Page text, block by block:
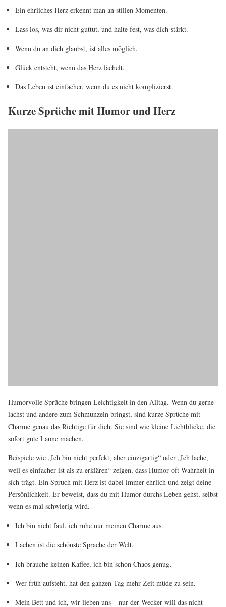
Ein ehrliches Herz erkennt man an stillen Momenten.
Lass los, was dir nicht guttut, und halte fest, was dich stärkt.
Wenn du an dich glaubst, ist alles möglich.
Glück entsteht, wenn das Herz lächelt.
Das Leben ist einfacher, wenn du es nicht komplizierst.
Kurze Sprüche mit Humor und Herz
Humorvolle Sprüche bringen Leichtigkeit in den Alltag. Wenn du gerne
lachst und andere zum Schmunzeln bringst, sind kurze Sprüche mit
Charme genau das Richtige für dich. Sie sind wie kleine Lichtblicke, die
sofort gute Laune machen.
Beispiele wie „Ich bin nicht perfekt, aber einzigartig“ oder „Ich lache,
weil es einfacher ist als zu erklären“ zeigen, dass Humor oft Wahrheit in
sich trägt. Ein Spruch mit Herz ist dabei immer ehrlich und zeigt deine
Persönlichkeit. Er beweist, dass du mit Humor durchs Leben gehst, selbst
wenn es mal schwierig wird.
Ich bin nicht faul, ich ruhe nur meinen Charme aus.
Lachen ist die schönste Sprache der Welt.
Ich brauche keinen Kaffee, ich bin schon Chaos genug.
Wer früh aufsteht, hat den ganzen Tag mehr Zeit müde zu sein.
Mein Bett und ich, wir lieben uns – nur der Wecker will das nicht